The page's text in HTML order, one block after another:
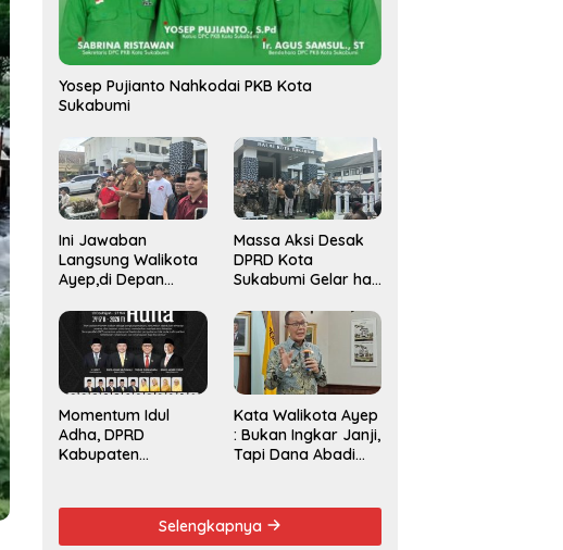
Yosep Pujianto Nahkodai PKB Kota
Sukabumi
Ini Jawaban
Langsung Walikota
Ayep,di Depan
Massa Aksi Desak
DPRD Kota
Sukabumi Gelar hak
Pemakzulan
Walikota
Momentum Idul
Adha, DPRD
Kabupaten
dan Persatuan
Kata Walikota Ayep
: Bukan Ingkar Janji,
Tapi Dana Abadi
Selengkapnya